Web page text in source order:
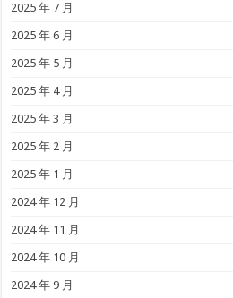
2025 年 7 月
2025 年 6 月
2025 年 5 月
2025 年 4 月
2025 年 3 月
2025 年 2 月
2025 年 1 月
2024 年 12 月
2024 年 11 月
2024 年 10 月
2024 年 9 月